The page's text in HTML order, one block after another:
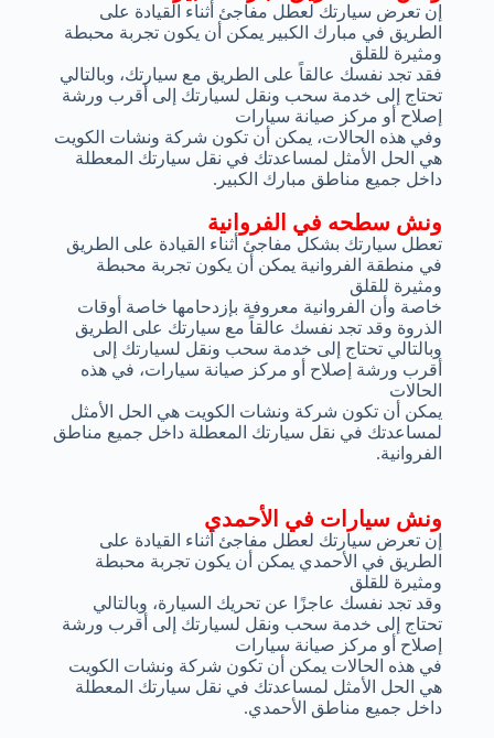
ونش سطحه في الفروانية
تعطل سيارتك بشكل مفاجئ أثناء القيادة على الطريق
في منطقة الفروانية يمكن أن يكون تجربة محبطة
ومثيرة للقلق
خاصة وأن الفروانية معروفة بإزدحامها خاصة أوقات
الذروة وقد تجد نفسك عالقاً مع سيارتك على الطريق
وبالتالي تحتاج إلى خدمة سحب ونقل لسيارتك إلى
أقرب ورشة إصلاح أو مركز صيانة سيارات، في هذه
الحالات
يمكن أن تكون شركة ونشات الكويت هي الحل الأمثل
لمساعدتك في نقل سيارتك المعطلة داخل جميع مناطق
الفروانية.
إن تعرض سيارتك لعطل مفاجئ أثناء القيادة على
الطريق في مبارك الكبير يمكن أن يكون تجربة محبطة
ومثيرة للقلق
فقد تجد نفسك عالقاً على الطريق مع سيارتك، وبالتالي
تحتاج إلى خدمة سحب ونقل لسيارتك إلى أقرب ورشة
إصلاح أو مركز صيانة سيارات
وفي هذه الحالات، يمكن أن تكون شركة ونشات الكويت
هي الحل الأمثل لمساعدتك في نقل سيارتك المعطلة
داخل جميع مناطق مبارك الكبير.
ونش سيارات في الأحمدي
إن تعرض سيارتك لعطل مفاجئ أثناء القيادة على
الطريق في الأحمدي يمكن أن يكون تجربة محبطة
ومثيرة للقلق
وقد تجد نفسك عاجزًا عن تحريك السيارة، وبالتالي
تحتاج إلى خدمة سحب ونقل لسيارتك إلى أقرب ورشة
إصلاح أو مركز صيانة سيارات
في هذه الحالات يمكن أن تكون شركة ونشات الكويت
هي الحل الأمثل لمساعدتك في نقل سيارتك المعطلة
داخل جميع مناطق الأحمدي.